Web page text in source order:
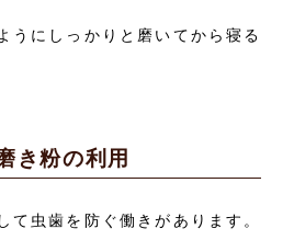
うにしっかりと磨いてから寝る
き粉の利用
て虫歯を防ぐ働きがあります。